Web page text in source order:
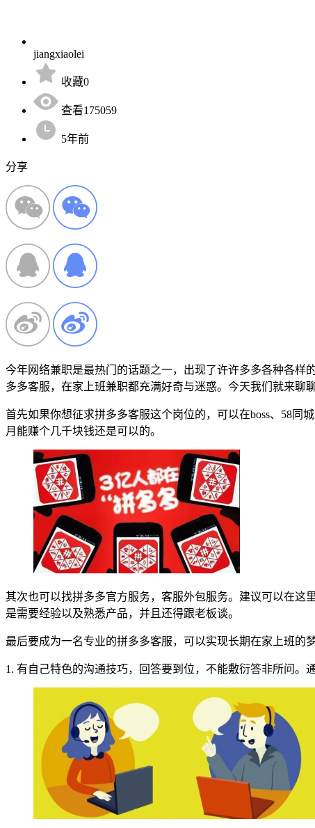
jiangxiaolei
收藏0
查看175059
5年前
分享
今年网络兼职是最热门的话题之一，出现了许许多多各种各
多多客服，在家上班兼职都充满好奇与迷惑。今天我们就来聊
首先如果你想征求拼多多客服这个岗位的，可以在boss、58
月能赚个几千块钱还是可以的。
其次也可以找拼多多官方服务，客服外包服务。建议可以在这
是需要经验以及熟悉产品，并且还得跟老板谈。
最后要成为一名专业的拼多多客服，可以实现长期在家上班的
1. 有自己特色的沟通技巧，回答要到位，不能敷衍答非所问。